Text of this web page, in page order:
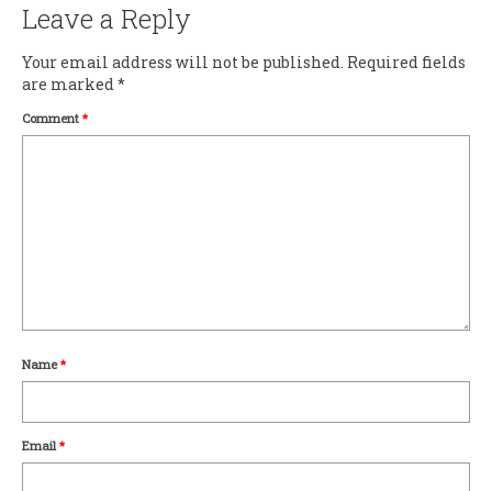
Leave a Reply
Your email address will not be published. Required fields
are marked*
Comment *
Name*
Email*